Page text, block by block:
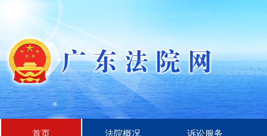
首页 法院概况 诉讼服务